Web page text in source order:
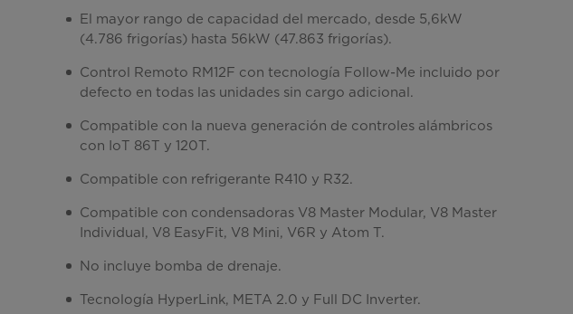
El mayor rango de capacidad del mercado, desde 5,6kW
(4.786 frigorías) hasta 56kW (47.863 frigorías).
Control Remoto RM12F con tecnología Follow-Me incluido por
defecto en todas las unidades sin cargo adicional.
Compatible con la nueva generación de controles alámbricos
con IoT 86T y 120T.
Compatible con refrigerante R410 y R32.
Compatible con condensadoras V8 Master Modular, V8 Master
Individual, V8 EasyFit, V8 Mini, V6R y Atom T.
No incluye bomba de drenaje.
Tecnología HyperLink, META 2.0 y Full DC Inverter.